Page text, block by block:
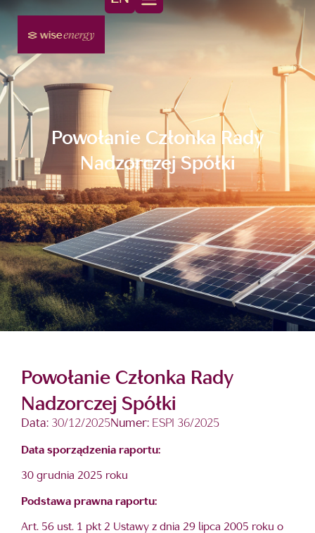
Powołanie Członka Rady
Nadzorczej Spółki
Powołanie Członka Rady
Nadzorczej Spółki
Data: 30/12/2025Numer: ESPI 36/2025
Data sporządzenia raportu:
30 grudnia 2025 roku
Podstawa prawna raportu:
Art. 56 ust. 1 pkt 2 Ustawy z dnia 29 lipca 2005 roku o